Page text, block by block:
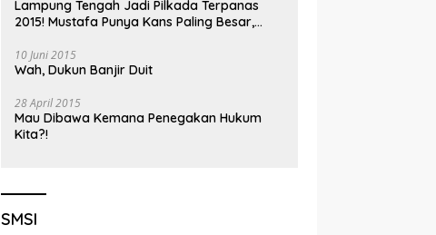
Lampung Tengah Jadi Pilkada Terpanas
2015! Mustafa Punya Kans Paling Besar,
10 Juni 2015
Wah, Dukun Banjir Duit
28 April 2015
Mau Dibawa Kemana Penegakan Hukum
Kita?!
SMSI